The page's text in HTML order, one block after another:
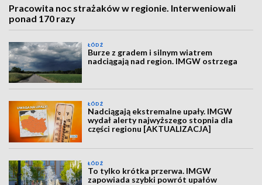
Pracowita noc strażaków w regionie. Interweniowali
ponad 170 razy
ŁÓDŹ
Burze z gradem i silnym wiatrem
nadciągają nad region. IMGW ostrzega
ŁÓDŹ
Nadciągają ekstremalne upały. IMGW
wydał alerty najwyższego stopnia dla
części regionu [AKTUALIZACJA]
ŁÓDŹ
To tylko krótka przerwa. IMGW
zapowiada szybki powrót upałów